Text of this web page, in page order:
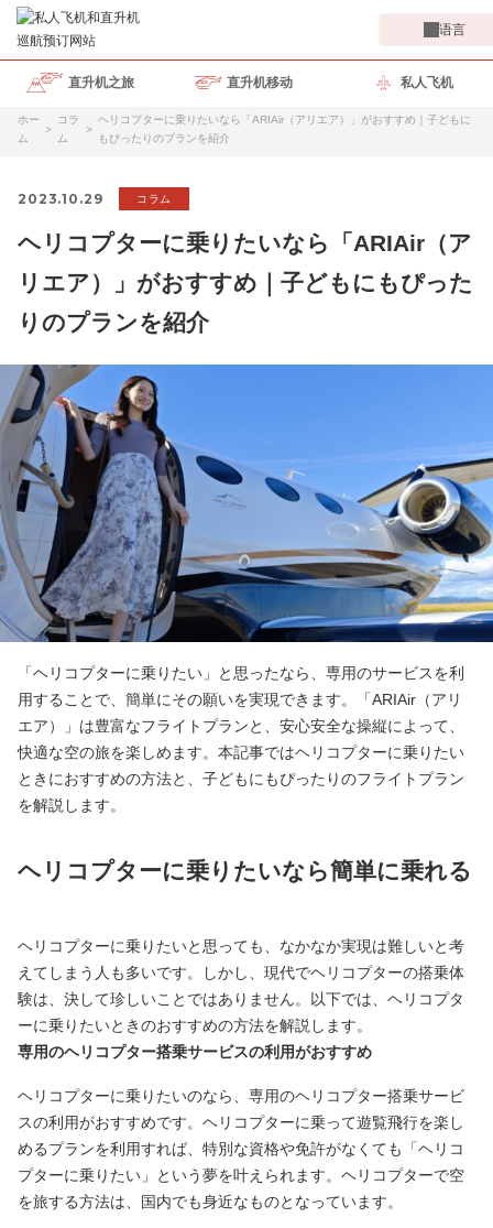
语言
直升机之旅 直升机移动 私人飞机
ホー
ム
コラ
ム
ヘリコプターに乗りたいなら「ARIAir（アリエア）」がおすすめ｜子どもに
もぴったりのプランを紹介
2023.10.29 コラム
ヘリコプターに乗りたいなら「ARIAir（ア
リエア）」がおすすめ｜子どもにもぴった
りのプランを紹介
「ヘリコプターに乗りたい」と思ったなら、専用のサービスを利
用することで、簡単にその願いを実現できます。「ARIAir（アリ
エア）」は豊富なフライトプランと、安心安全な操縦によって、
快適な空の旅を楽しめます。本記事ではヘリコプターに乗りたい
ときにおすすめの方法と、子どもにもぴったりのフライトプラン
を解説します。
ヘリコプターに乗りたいなら簡単に乗れる
ヘリコプターに乗りたいと思っても、なかなか実現は難しいと考
えてしまう人も多いです。しかし、現代でヘリコプターの搭乗体
験は、決して珍しいことではありません。以下では、ヘリコプタ
ーに乗りたいときのおすすめの方法を解説します。
専用のヘリコプター搭乗サービスの利用がおすすめ
ヘリコプターに乗りたいのなら、専用のヘリコプター搭乗サービ
スの利用がおすすめです。ヘリコプターに乗って遊覧飛行を楽し
めるプランを利用すれば、特別な資格や免許がなくても「ヘリコ
プターに乗りたい」という夢を叶えられます。ヘリコプターで空
を旅する方法は、国内でも身近なものとなっています。